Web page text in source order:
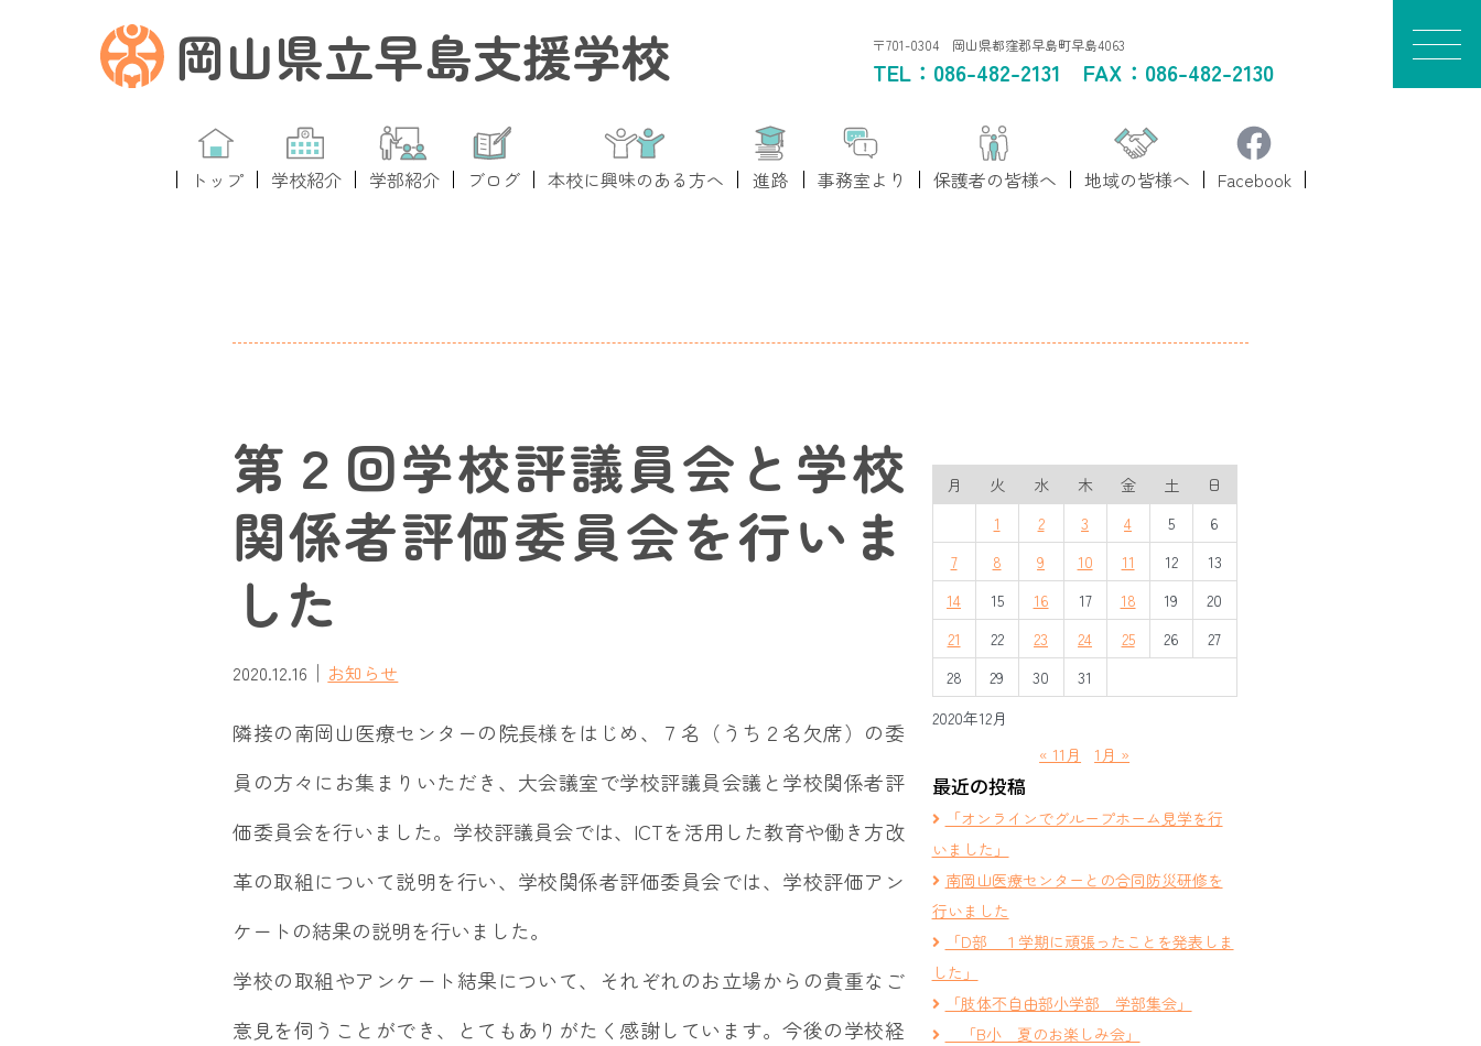
岡山県立早島支援学校 〒701-0304 岡山県都窪郡早島町早島4063
TEL： 086-482-2131 FAX：086-482-2130
トップ 学校紹介 学部紹介 ブログ 本校に興味のある方へ 進路 事務室より 保護者の皆様へ 地域の皆様へ Facebook
第２回学校評議員会と学校
関係者評価委員会を行いま
した
2020.12.16 ｜ お知らせ
隣接の南岡山医療センターの院長様をはじめ、７名（うち２名欠席）の委
員の方々にお集まりいただき、大会議室で学校評議員会議と学校関係者評
価委員会を行いました。学校評議員会では、ICTを活用した教育や働き方改
革の取組について説明を行い、学校関係者評価委員会では、学校評価アン
ケートの結果の説明を行いました。
学校の取組やアンケート結果について、それぞれのお立場からの貴重なご
意見を伺うことができ、とてもありがたく感謝しています。今後の学校経
2020年12月
月 火 水 木 金 土
日
1
2 3 4 5
6
7
8 9 10 11 12
13
14
15 16 17 18 19
20
21
22 23 24 25 26
27
28
29 30 31
« 11月 1月 »
最近の投稿
「オンラインでグループホーム見学を行
いました」
南岡山医療センターとの合同防災研修を
行いました
「D部 １学期に頑張ったことを発表しま
した」
「肢体不自由部小学部 学部集会」
「B小 夏のお楽しみ会」